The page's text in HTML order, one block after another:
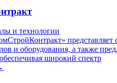
и технологии
и оборудования, а также
широкий спектр